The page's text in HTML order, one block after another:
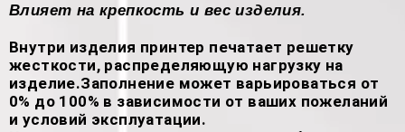
Влияет на крепкость и вес изделия.
Внутри изделия принтер печатает решетку
жесткости, распределяющую нагрузку на
изделие.Заполнение может варьироваться от
0% до 100% в зависимости от ваших пожеланий
и условий эксплуатации.